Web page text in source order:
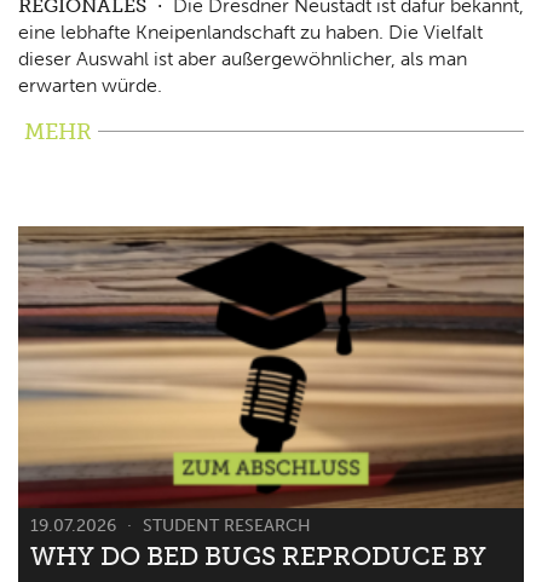
REGIONALES
Die Dresdner Neustadt ist dafür bekannt,
eine lebhafte Kneipenlandschaft zu haben. Die Vielfalt
dieser Auswahl ist aber außergewöhnlicher, als man
erwarten würde.
MEHR
19.07.2026 STUDENT RESEARCH
WHY DO BED BUGS REPRODUCE BY